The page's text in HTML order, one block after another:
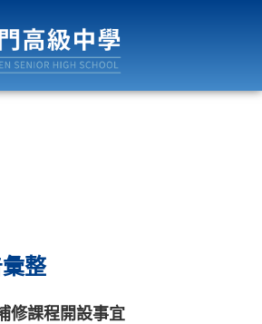
整
修課程開設事宜